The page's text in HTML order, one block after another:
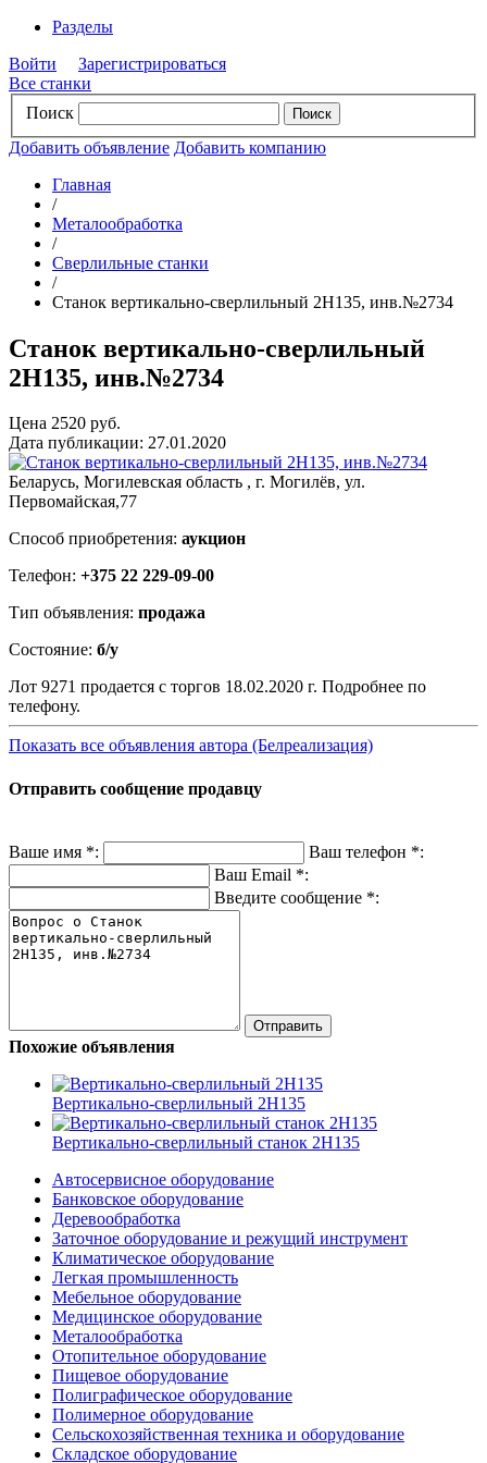
Разделы
Войти
Зарегистрироваться
Все станки
Поиск
Добавить объявление Добавить компанию
Главная
/
Металообработка
/
Сверлильные станки
/
Станок вертикально-сверлильный 2Н135, инв.№2734
Станок вертикально-сверлильный
2Н135, инв.№2734
Цена 2520 руб.
Дата публикации: 27.01.2020
Беларусь, Могилевская область , г. Могилёв, ул.
Первомайская,77
Способ приобретения: аукцион
Телефон: +375 22 229-09-00
Тип объявления: продажа
Состояние: б/у
Лот 9271 продается с торгов 18.02.2020 г. Подробнее по
телефону.
Показать все объявления автора (Белреализация)
Отправить сообщение продавцу
Ваше имя *: Ваш телефон *:
Ваш Email *:
Введите сообщение *:
Похожие объявления
Вертикально-сверлильный 2Н135
Вертикально-сверлильный станок 2Н135
Автосервисное оборудование
Банковское оборудование
Деревообработка
Заточное оборудование и режущий инструмент
Климатическое оборудование
Легкая промышленность
Мебельное оборудование
Медицинское оборудование
Металообработка
Отопительное оборудование
Пищевое оборудование
Полиграфическое оборудование
Полимерное оборудование
Сельскохозяйственная техника и оборудование
Складское оборудование